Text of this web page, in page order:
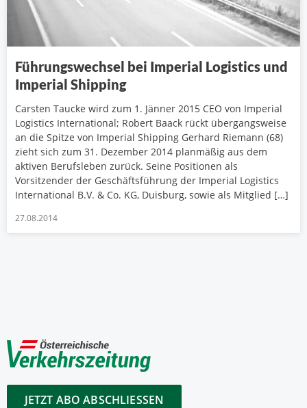
Führungswechsel bei Imperial Logistics und
Imperial Shipping
Carsten Taucke wird zum 1. Jänner 2015 CEO von Imperial
Logistics International; Robert Baack rückt übergangsweise
an die Spitze von Imperial Shipping Gerhard Riemann (68)
zieht sich zum 31. Dezember 2014 planmäßig aus dem
aktiven Berufsleben zurück. Seine Positionen als
Vorsitzender der Geschäftsführung der Imperial Logistics
International B.V. & Co. KG, Duisburg, sowie als Mitglied […]
27.08.2014
JETZT ABO ABSCHLIESSEN